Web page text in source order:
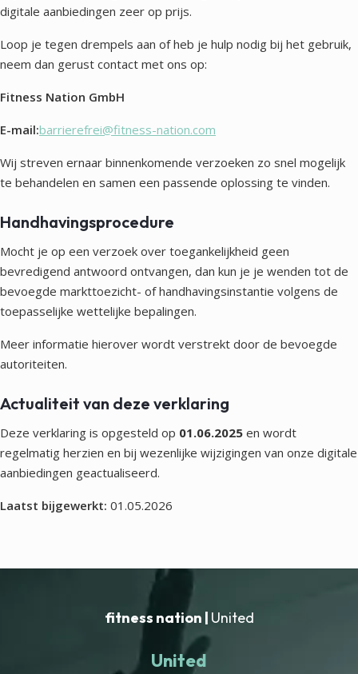
digitale aanbiedingen zeer op prijs.
Loop je tegen drempels aan of heb je hulp nodig bij het gebruik,
neem dan gerust contact met ons op:
Fitness Nation GmbH
E-mail:barrierefrei@fitness-nation.com
Wij streven ernaar binnenkomende verzoeken zo snel mogelijk
te behandelen en samen een passende oplossing te vinden.
Handhavingsprocedure
Mocht je op een verzoek over toegankelijkheid geen
bevredigend antwoord ontvangen, dan kun je je wenden tot de
bevoegde markttoezicht- of handhavingsinstantie volgens de
toepasselijke wettelijke bepalingen.
Meer informatie hierover wordt verstrekt door de bevoegde
autoriteiten.
Actualiteit van deze verklaring
Deze verklaring is opgesteld op 01.06.2025 en wordt
regelmatig herzien en bij wezenlijke wijzigingen van onze digitale
aanbiedingen geactualiseerd.
Laatst bijgewerkt: 01.05.2026
fitness nation | United
United